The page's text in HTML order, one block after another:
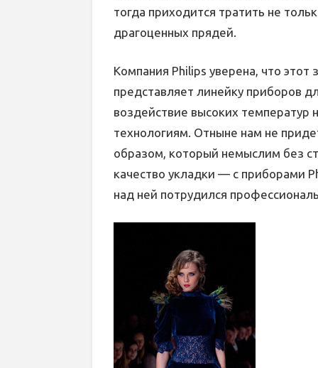
тогда приходится тратить не
драгоценных прядей.
Компания Philips уверена, что
представляет линейку приборов
воздействие высоких температур
технологиям. Отныне нам не
образом, который немыслим без
качество укладки — с приборами
над ней потрудился